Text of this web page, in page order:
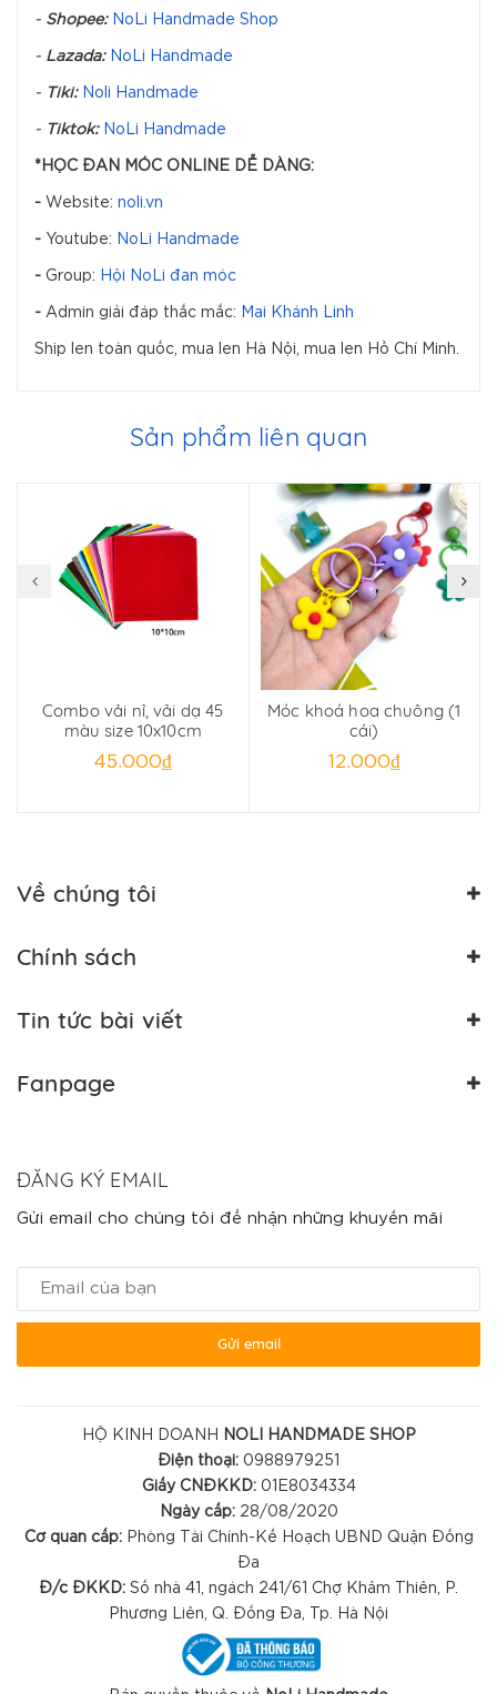
- Shopee: NoLi Handmade Shop
- Lazada: NoLi Handmade
- Tiki: Noli Handmade
- Tiktok: NoLi Handmade
*HỌC ĐAN MÓC ONLINE DỄ DÀNG:
- Website: noli.vn
- Youtube: NoLi Handmade
- Group: Hội NoLi đan móc
- Admin giải đáp thắc mắc: Mai Khánh Linh
Ship len toàn quốc, mua len Hà Nội, mua len Hồ Chí Minh.
Sản phẩm liên quan
Combo vải nỉ, vải dạ 45
màu size 10x10cm
45.000₫
Móc khoá hoa chuông (1
cái)
12.000₫
Về chúng tôi
Chính sách
Tin tức bài viết
Fanpage
ĐĂNG KÝ EMAIL
Gửi email cho chúng tôi để nhận những khuyến mãi
Gửi email
HỘ KINH DOANH
NOLI HANDMADE SHOP
Điện thoại: 0988979251
Giấy CNĐKKD:01E8034334
Ngày cấp:28/08/2020
Cơ quan cấp:Phòng Tài Chính-Kế Hoạch UBND Quận Đống
Đa
Đ/c ĐKKD: Số nhà 41, ngách 241/61 Chợ Khâm Thiên, P.
Phương Liên, Q. Đống Đa, Tp. Hà Nội